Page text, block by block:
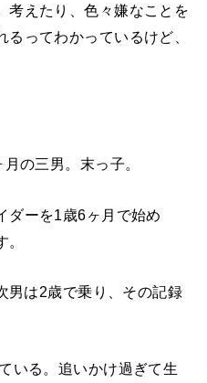
考えたり、色々嫌なことを
ってわかっているけど、
の三男。末っ子。
ダーを1歳6ヶ月で始め
男は2歳で乗り、その記録
いる。追いかけ過ぎて生